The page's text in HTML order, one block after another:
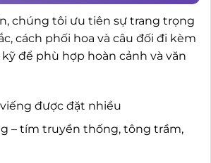
chúng tôi ưu tiên sự trang trọng
cách phối hoa và câu đối đi kèm
để phù hợp hoàn cảnh và văn
được đặt nhiều
– tím truyền thống, tông trầm,